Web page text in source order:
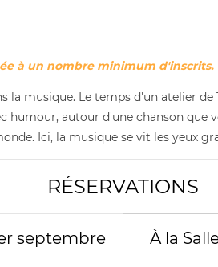
à un nombre minimum d'inscrits.
la musique. Le temps d'un atelier
humour, autour d'une chanson que
Ici, la musique se vit les yeux
RÉSERVATIONS
septembre
À la